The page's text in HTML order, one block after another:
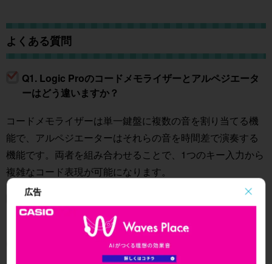
広告
よくある質問
Q1. Logic Proのコードメモライザーとアルペジエータ
ーはどう違いますか？
コードメモライザーは単一鍵盤に複数の音を割り当てる機
能で、アルペジエーターはそれらの音を時間差で演奏する
機能です。両者を組み合わせることで、1つのキー入力から
複雑なコード表現が可能になります。
Q2. 鍵盤演奏ができなくてもコードメモライザーは使え
ますか？
はい、使えます。むしろコードメモライザーの大きなメリ
ットは、鍵盤演奏スキルに関係なく、任意の鍵盤に好きな